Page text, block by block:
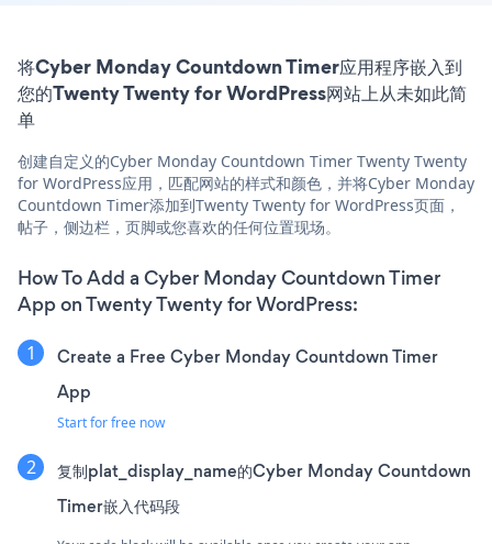
将Cyber Monday Countdown Timer应用程序嵌入到
您的Twenty Twenty for WordPress网站上从未如此简
单
创建自定义的Cyber Monday Countdown Timer Twenty Twenty
for WordPress应用，匹配网站的样式和颜色，并将Cyber Monday
Countdown Timer添加到Twenty Twenty for WordPress页面，
帖子，侧边栏，页脚或您喜欢的任何位置现场。
How To Add a Cyber Monday Countdown Timer
App on Twenty Twenty for WordPress:
Create a Free Cyber Monday Countdown Timer
App
Start for free now
复制plat_display_name的Cyber Monday Countdown
Timer嵌入代码段